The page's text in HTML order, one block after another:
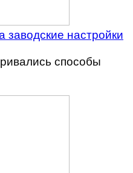
заводские настройки
способы